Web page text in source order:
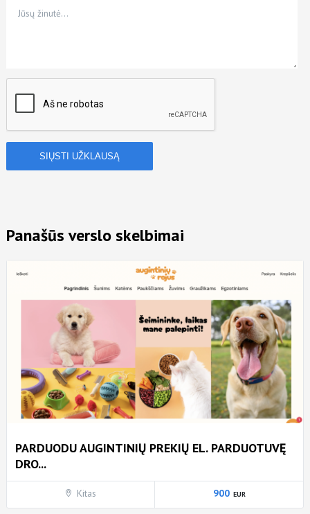
Panašūs verslo skelbimai
PARDUODU AUGINTINIŲ PREKIŲ EL. PARDUOTUVĘ
DRO...
Kitas 900